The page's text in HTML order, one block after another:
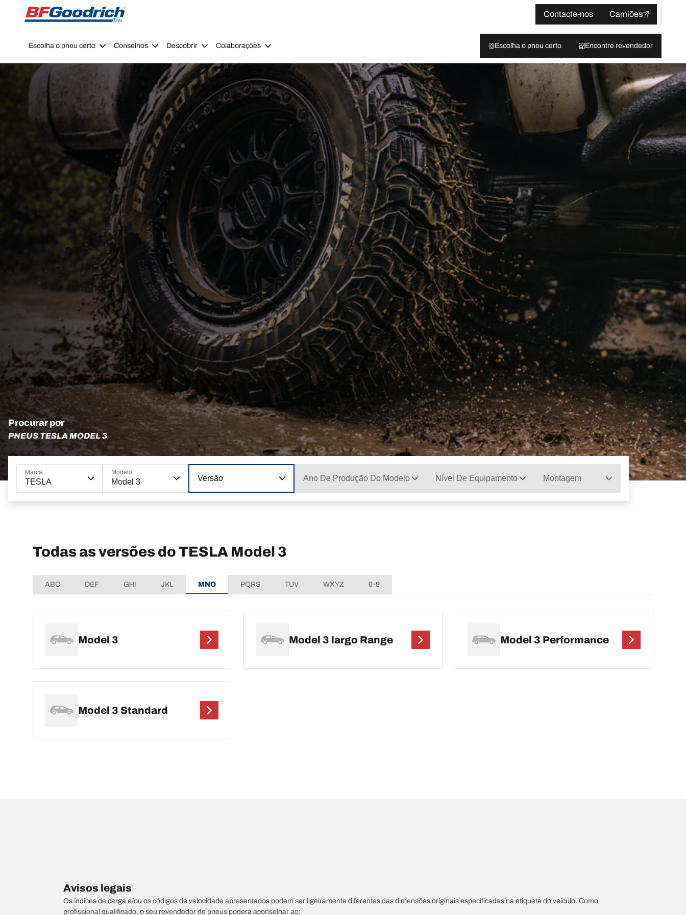
Go to page content
Go to page navigation
Contacte-nos
Camiões
Escolha o pneu certo Conselhos Descobrir Colaborações Escolha o pneu certo Encontre revendedor
Procurar por
PNEUS TESLA MODEL 3
Marca
TESLA
Modelo
Model 3 Versão Ano De Produção Do Modelo Nível De Equipamento Montagem
Todas as versões do TESLA Model 3
ABC DEF GHI JKL MNO PQRS TUV WXYZ 0-9
Model 3 Model 3 largo Range Model 3 Performance
Model 3 Standard
Avisos legais
Os índices de carga e/ou os códigos de velocidade apresentados podem ser ligeiramente diferentes das dimensões originais especificadas na etiqueta do veículo. Como
profissional qualificado, o seu revendedor de pneus poderá aconselhar ao: